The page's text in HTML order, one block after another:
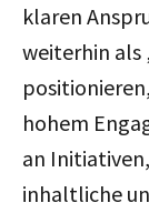
klaren
weiterhin als
hohem
an
inhaltliche